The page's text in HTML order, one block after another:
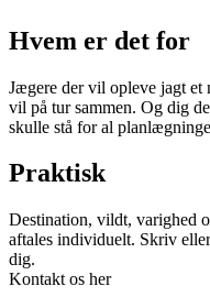
Hvem er det for
Jægere der vil opleve jagt et
vil på tur sammen. Og dig
skulle stå for al
Praktisk
Destination, vildt, varighed
aftales individuelt. Skriv
dig.
Kontakt os her